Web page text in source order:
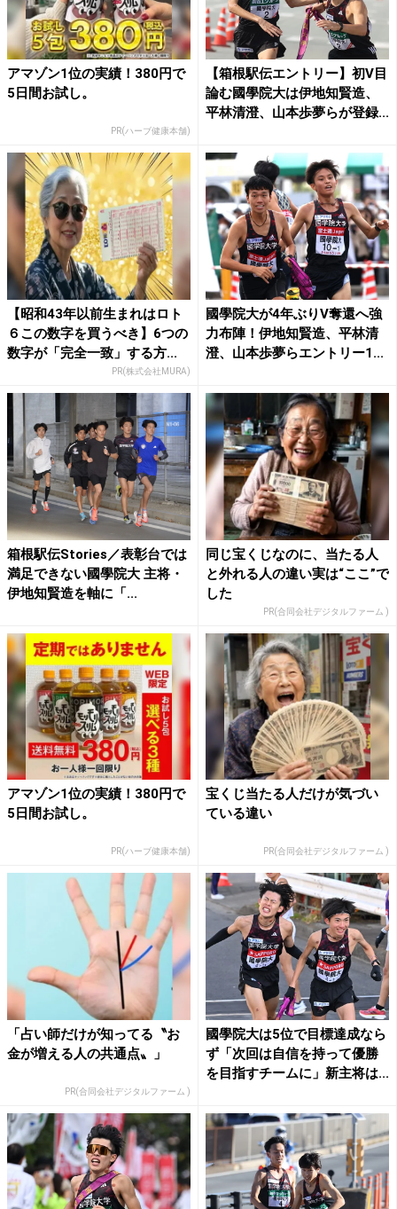
アマゾン1位の実績！380円で
5日間お試し。
PR(ハーブ健康本舗)
【箱根駅伝エントリー】初V目
論む國學院大は伊地知賢造、
平林清澄、山本歩夢らが登録...
【昭和43年以前生まれはロト
６この数字を買うべき】6つの
数字が「完全一致」する方...
PR(株式会社MURA)
國學院大が4年ぶりV奪還へ強
力布陣！伊地知賢造、平林清
澄、山本歩夢らエントリー1...
箱根駅伝Stories／表彰台では
満足できない國學院大 主将・
伊地知賢造を軸に「...
同じ宝くじなのに、当たる人
と外れる人の違い実は“ここ”で
した
PR(合同会社デジタルファーム )
アマゾン1位の実績！380円で
5日間お試し。
PR(ハーブ健康本舗)
宝くじ当たる人だけが気づい
ている違い
PR(合同会社デジタルファーム )
「占い師だけが知ってる〝お
金が増える人の共通点〟」
PR(合同会社デジタルファーム )
國學院大は5位で目標達成なら
ず「次回は自信を持って優勝
を目指すチームに」新主将は...